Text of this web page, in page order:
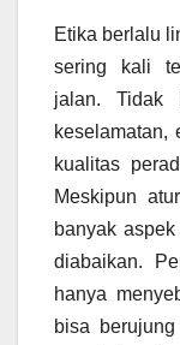
Etika berlalu
sering kali
jalan. Tidak
keselamatan,
kualitas
Meskipun
banyak
diabaikan.
hanya
bisa